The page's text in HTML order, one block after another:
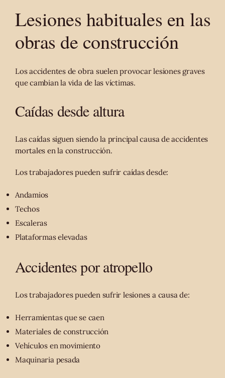
Lesiones habituales en las
obras de construcción
Los accidentes de obra suelen provocar lesiones graves
que cambian la vida de las víctimas.
Caídas desde altura
Las caídas siguen siendo la principal causa de accidentes
mortales en la construcción.
Los trabajadores pueden sufrir caídas desde:
Andamios
Techos
Escaleras
Plataformas elevadas
Accidentes por atropello
Los trabajadores pueden sufrir lesiones a causa de:
Herramientas que se caen
Materiales de construcción
Vehículos en movimiento
Maquinaria pesada